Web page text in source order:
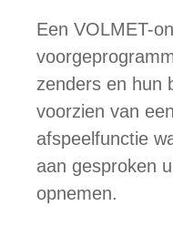
Een VOLMET-
zenders en hun
voorzien van
afspeelfunctie
aan gesproken
opnemen.